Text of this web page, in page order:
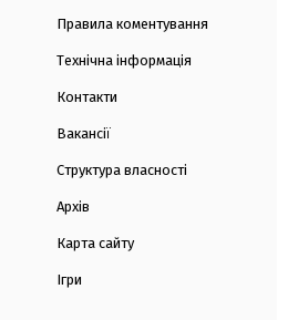
Правила коментування
Технічна інформація
Контакти
Вакансії
Структура власності
Архів
Карта сайту
Ігри